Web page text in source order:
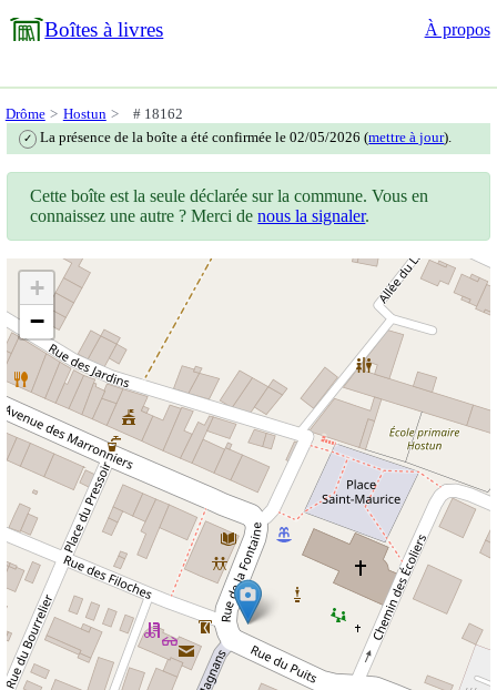
Boîtes à livres À propos
Drôme Hostun # 18162
✓ La présence de la boîte a été confirmée le 02/05/2026 (mettre à jour).
Cette boîte est la seule déclarée sur la commune. Vous en
connaissez une autre ? Merci denous la signaler.
+
−